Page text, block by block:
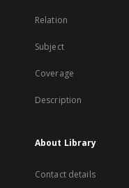
Relation
Subject
Coverage
Description
About Library
Contact details